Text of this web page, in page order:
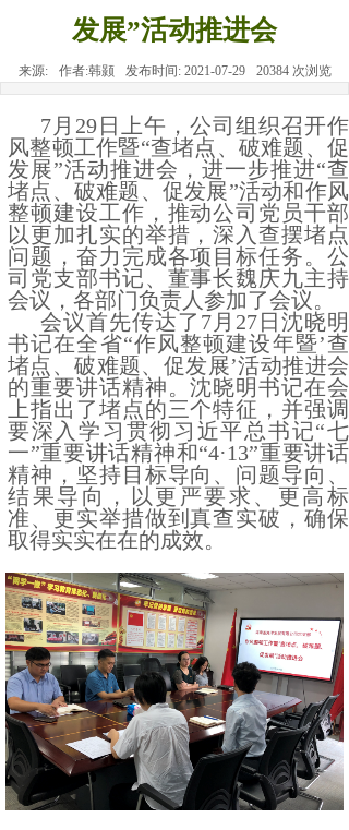
发展”活动推进会
来源: 作者:韩颢 发布时间: 2021-07-29 20384 次浏览
7月29日上午，公司组织召开作
风整顿工作暨“查堵点、破难题、促
发展”活动推进会，进一步推进“查
堵点、破难题、促发展”活动和作风
整顿建设工作，推动公司党员干部
以更加扎实的举措，深入查摆堵点
问题，奋力完成各项目标任务。公
司党支部书记、董事长魏庆九主持
会议，各部门负责人参加了会议。
会议首先传达了 7月27日沈晓明
书记在全省“作风整顿建设年暨’查
堵点、破难题、促发展’活动推进会
的重要讲话精神。沈晓明书记在会
上指出了堵点的三个特征，并强调
要深入学习贯彻习近平总书记“七
一”重要讲话精神和“4·13”重要讲话
精神，坚持目标导向、问题导向、
结果导向，以更严要求、更高标
准、更实举措做到真查实破，确保
取得实实在在的成效。